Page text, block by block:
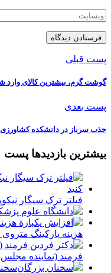
پست قبلی
️گوشت گرم، بیشترین کالای وارد
پست بعدی
جذب سرباز در دانشکده
بیشترین بازدیدها پست
فیلتر ترک سیگار
هزینه پارکینگ متروی
فرمند (نماينده